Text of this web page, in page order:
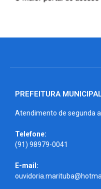
PREFEITURA
Atendimento de segunda
Telefone:
(91) 98979-0041
E-mail: